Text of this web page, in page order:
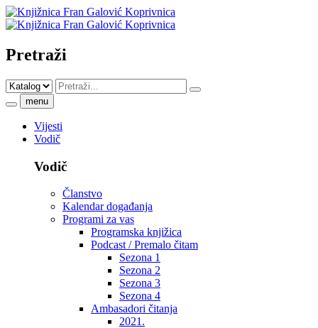
Pretraži
menu
Vijesti
Vodič
Vodič
Članstvo
Kalendar događanja
Programi za vas
Programska knjižica
Podcast / Premalo čitam
Sezona 1
Sezona 2
Sezona 3
Sezona 4
Ambasadori čitanja
2021.